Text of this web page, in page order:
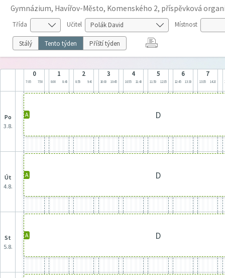
Gymnázium, Havířov-Město, Komenského 2, příspěvková
Třída Učitel Místnost
Stálý Tento týden Příští týden
0
7:05 7:50
1
8:00 8:45
2
8:55 9:40
3
10:00 10:45
4
10:55 11:40
5
11:50 12:35
6
12:45 13:30
7
13:35 14:20
po
3.8.
A D
út
4.8.
A D
st
5.8.
A D